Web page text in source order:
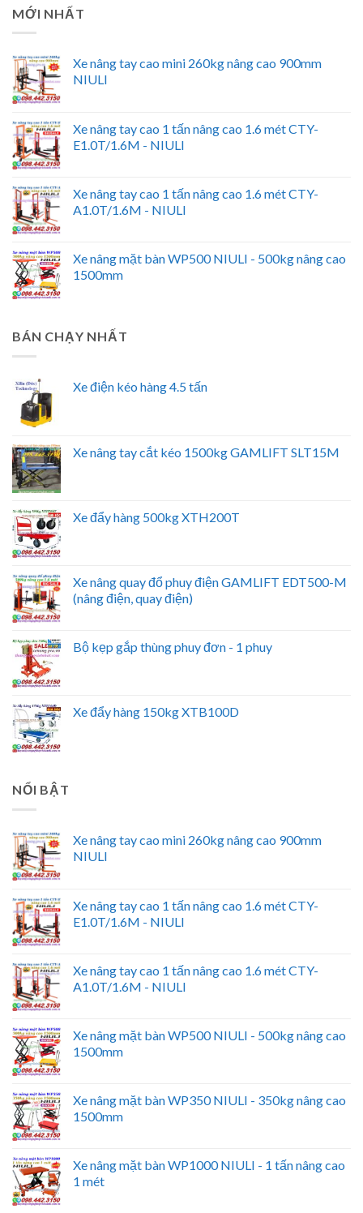
MỚI NHẤT
Xe nâng tay cao mini 260kg nâng cao 900mm
NIULI
Xe nâng tay cao 1 tấn nâng cao 1.6 mét CTY-
E1.0T/1.6M - NIULI
Xe nâng tay cao 1 tấn nâng cao 1.6 mét CTY-
A1.0T/1.6M - NIULI
Xe nâng mặt bàn WP500 NIULI - 500kg nâng cao
1500mm
BÁN CHẠY NHẤT
Xe điện kéo hàng 4.5 tấn
Xe nâng tay cắt kéo 1500kg GAMLIFT SLT15M
Xe đẩy hàng 500kg XTH200T
Xe nâng quay đổ phuy điện GAMLIFT EDT500-M
(nâng điện, quay điện)
Bộ kẹp gắp thùng phuy đơn - 1 phuy
Xe đẩy hàng 150kg XTB100D
NỔI BẬT
Xe nâng tay cao mini 260kg nâng cao 900mm
NIULI
Xe nâng tay cao 1 tấn nâng cao 1.6 mét CTY-
E1.0T/1.6M - NIULI
Xe nâng tay cao 1 tấn nâng cao 1.6 mét CTY-
A1.0T/1.6M - NIULI
Xe nâng mặt bàn WP500 NIULI - 500kg nâng cao
1500mm
Xe nâng mặt bàn WP350 NIULI - 350kg nâng cao
1500mm
Xe nâng mặt bàn WP1000 NIULI - 1 tấn nâng cao
1 mét